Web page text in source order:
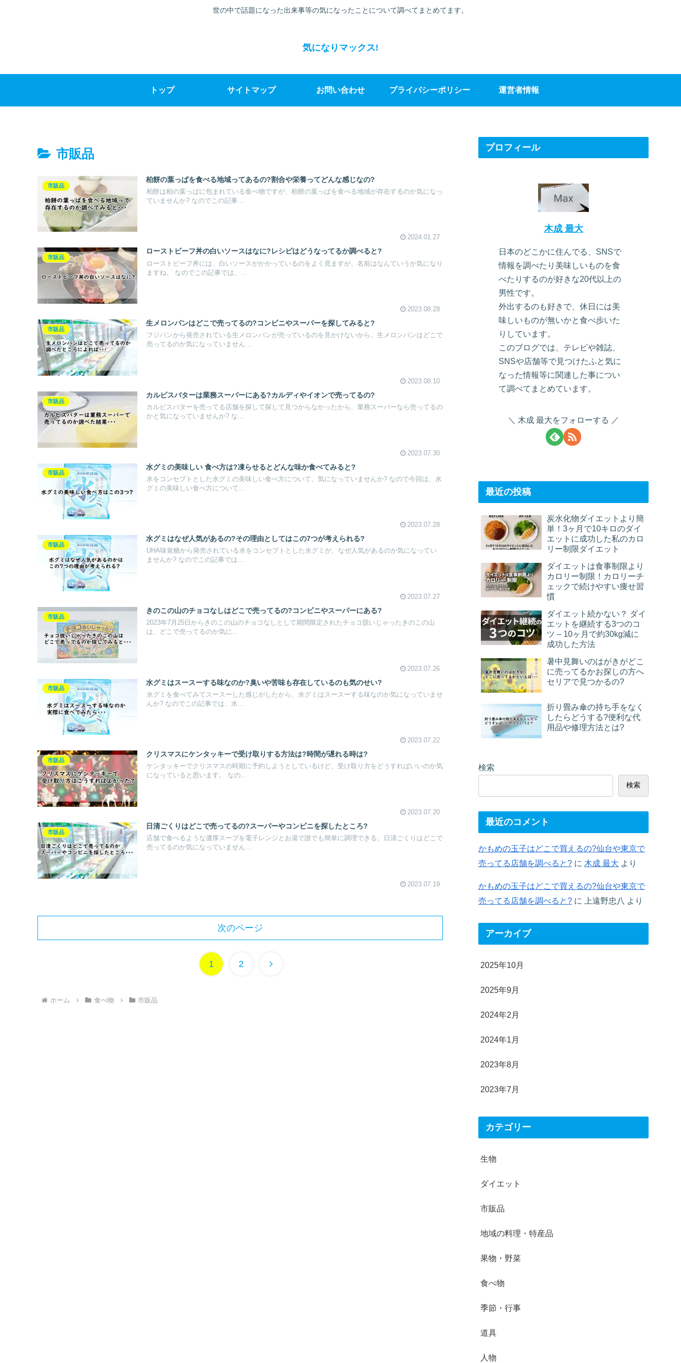
世の中で話題になった出来事等の気になったことについて調べてまとめてます。
気になりマックス!
トップ サイトマップ お問い合わせ プライバシーポリシー 運営者情報
市販品
市販品
柏餅の葉っぱを食べる地域ってあるの?割合や栄養ってどんな感じなの?
柏餅は柏の葉っぱに包まれている食べ物ですが、柏餅の葉っぱを食べる地域が存在するのか気になっ
ていませんか? なのでこの記事...
2024.01.27
市販品
ローストビーフ丼の白いソースはなに?レシピはどうなってるか調べると?
ローストビーフ丼には、白いソースがかかっているのをよく見ますが、名前はなんていうか気になり
ますね。 なのでこの記事では、...
2023.08.28
市販品
生メロンパンはどこで売ってるの?コンビニやスーパーを探してみると?
フジパンから発売されている生メロンパンが売っているのを見かけないから、生メロンパンはどこで
売ってるのか気になっていません...
2023.08.10
市販品
カルピスバターは業務スーパーにある?カルディやイオンで売ってるの?
カルピスバターを売ってる店舗を探して探して見つからなかったから、業務スーパーなら売ってるの
かと気になっていませんか? な...
2023.07.30
市販品
水グミの美味しい 食べ方は?凍らせるとどんな味か食べてみると?
水をコンセプトとした水グミの美味しい食べ方について、気になっていませんか? なので今回は、水
グミの美味しい食べ方について...
2023.07.28
市販品
水グミはなぜ人気があるの?その理由としてはこの7つが考えられる?
UHA味覚糖から発売されている水をコンセプトとした水グミが、なぜ人気があるのか気になってい
ませんか? なのでこの記事では...
2023.07.27
市販品
きのこの山のチョコなしはどこで売ってるの?コンビニやスーパーにある?
2023年7月25日からきのこの山のチョコなしとして期間限定されたチョコ脱いじゃったきのこの山
は、どこで売ってるのか気に...
2023.07.26
市販品
水グミはスースーする味なのか?臭いや苦味も存在しているのも気のせい?
水グミを食べてみてスースーした感じがしたから、水グミはスースーする味なのか気になっていませ
んか? なのでこの記事では、水...
2023.07.22
市販品
クリスマスにケンタッキーで受け取りする方法は?時間が遅れる時は?
ケンタッキーでクリスマスの時期に予約しようとしているけど、受け取り方をどうすればいいのか気
になっていると思います。 なの...
2023.07.20
市販品
日清ごくりはどこで売ってるの?スーパーやコンビニを探したところ?
店舗で食べるような濃厚スープを電子レンジとお湯で誰でも簡単に調理できる、日清ごくりはどこで
売ってるのか気になっていません...
2023.07.19
次のページ
1 2 次
ホーム 食べ物 市販品
プロフィール
木成 最大
日本のどこかに住んでる、SNSで
情報を調べたり美味しいものを食
べたりするのが好きな20代以上の
男性です。
外出するのも好きで、休日には美
味しいものが無いかと食べ歩いた
りしています。
このブログでは、テレビや雑誌、
SNSや店舗等で見つけたふと気に
なった情報等に関連した事につい
て調べてまとめています。
木成 最大をフォローする
最近の投稿
炭水化物ダイエットより簡
単！3ヶ月で10キロのダイ
エットに成功した私のカロ
リー制限ダイエット
ダイエットは食事制限より
カロリー制限！カロリーチ
ェックで続けやすい痩せ習
慣
ダイエット続かない？ ダイ
エットを継続する3つのコ
ツ – 10ヶ月で約30kg減に
成功した方法
暑中見舞いのはがきがどこ
に売ってるかお探しの方へ
セリアで見つかるの?
折り畳み傘の持ち手をなく
したらどうする?便利な代
用品や修理方法とは?
検索
検索
最近のコメント
かもめの玉子はどこで買えるの?仙台や東京で
売ってる店舗を調べると? に 木成 最大 より
かもめの玉子はどこで買えるの?仙台や東京で
売ってる店舗を調べると? に 上遠野忠八 より
アーカイブ
2025年10月
2025年9月
2024年2月
2024年1月
2023年8月
2023年7月
カテゴリー
生物
ダイエット
市販品
地域の料理・特産品
果物・野菜
食べ物
季節・行事
道具
人物